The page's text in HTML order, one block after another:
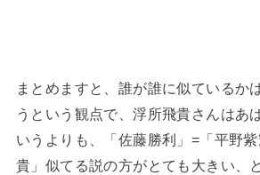
まとめますと、誰が誰に似ているか
うという観点で、浮所飛貴さんはあ
いうよりも、「佐藤勝利」=「平野
貴」似てる説の方がとても大きい、